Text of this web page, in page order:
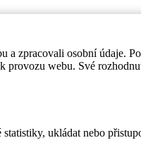
zpracovali osobní údaje.
provozu webu. Své
ukládat nebo